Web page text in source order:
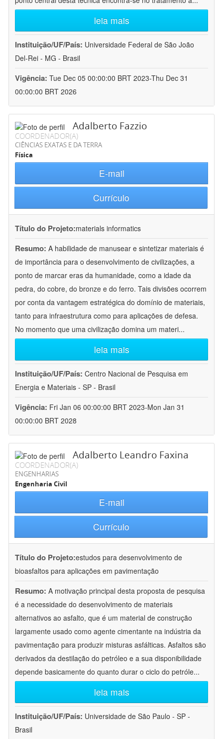
leia mais
Instituição/UF/País: Universidade Federal de São João
Del-Rei - MG - Brasil
Vigência: Tue Dec 05 00:00:00 BRT 2023-Thu Dec 31
00:00:00 BRT 2026
Adalberto Fazzio
COORDENADOR(A)
CIÊNCIAS EXATAS E DA TERRA
Física
E-mail
Currículo
Título do Projeto:materials informatics
Resumo: A habilidade de manusear e sintetizar materiais é
de importância para o desenvolvimento de civilizações, a
ponto de marcar eras da humanidade, como a idade da
pedra, do cobre, do bronze e do ferro. Tais divisões ocorrem
por conta da vantagem estratégica do domínio de materiais,
tanto para infraestrutura como para aplicações de defesa.
No momento que uma civilização domina um materi...
leia mais
Instituição/UF/País: Centro Nacional de Pesquisa em
Energia e Materiais - SP - Brasil
Vigência: Fri Jan 06 00:00:00 BRT 2023-Mon Jan 31
00:00:00 BRT 2028
Adalberto Leandro Faxina
COORDENADOR(A)
ENGENHARIAS
Engenharia Civil
E-mail
Currículo
Título do Projeto:estudos para desenvolvimento de
bioasfaltos para aplicações em pavimentação
Resumo: A motivação principal desta proposta de pesquisa
é a necessidade do desenvolvimento de materiais
alternativos ao asfalto, que é um material de construção
largamente usado como agente cimentante na indústria da
pavimentação para produzir misturas asfálticas. Asfaltos são
derivados da destilação do petróleo e a sua disponibilidade
depende basicamente do quanto durar o ciclo do petróle...
leia mais
Instituição/UF/País: Universidade de São Paulo - SP -
Brasil